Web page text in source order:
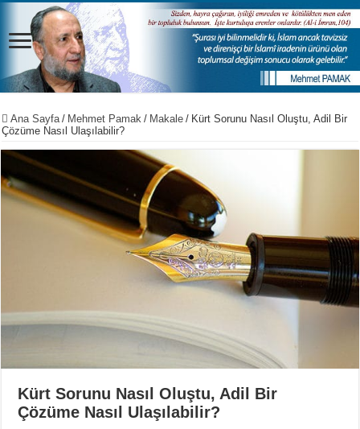
Ana Sayfa / Mehmet Pamak / Makale / Kürt Sorunu Nasıl Oluştu, Adil Bir
Çözüme Nasıl Ulaşılabilir?
Kürt Sorunu Nasıl Oluştu, Adil Bir
Çözüme Nasıl Ulaşılabilir?